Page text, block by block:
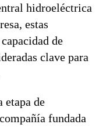
hidroeléctrica
estas
de
clave para
etapa de
fundada